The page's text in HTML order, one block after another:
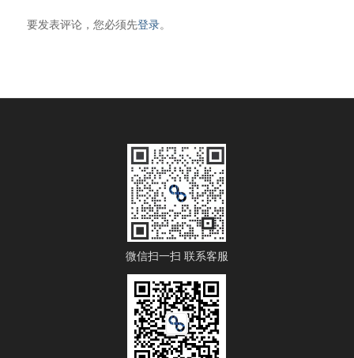
要发表评论，您必须先登录。
微信扫一扫 联系客服